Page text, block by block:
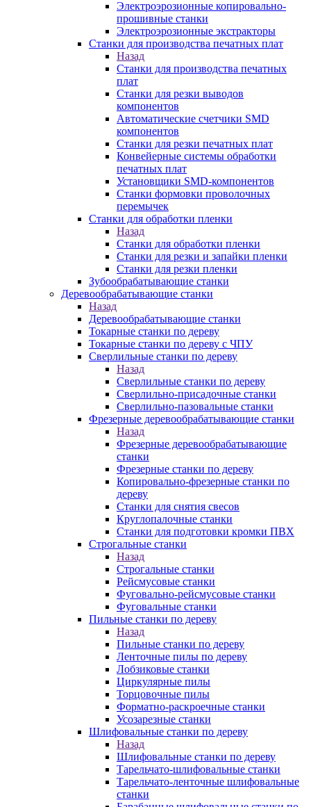
Электроэрозионные копировально-
прошивные станки
Электроэрозионные экстракторы
Станки для производства печатных плат
Назад
Станки для производства печатных
плат
Станки для резки выводов
компонентов
Автоматические счетчики SMD
компонентов
Станки для резки печатных плат
Конвейерные системы обработки
печатных плат
Установщики SMD-компонентов
Станки формовки проволочных
перемычек
Станки для обработки пленки
Назад
Станки для обработки пленки
Станки для резки и запайки пленки
Станки для резки пленки
Зубообрабатывающие станки
Деревообрабатывающие станки
Назад
Деревообрабатывающие станки
Токарные станки по дереву
Токарные станки по дереву с ЧПУ
Сверлильные станки по дереву
Назад
Сверлильные станки по дереву
Сверлильно-присадочные станки
Сверлильно-пазовальные станки
Фрезерные деревообрабатывающие станки
Назад
Фрезерные деревообрабатывающие
станки
Фрезерные станки по дереву
Копировально-фрезерные станки по
дереву
Станки для снятия свесов
Круглопалочные станки
Станки для подготовки кромки ПВХ
Строгальные станки
Назад
Строгальные станки
Рейсмусовые станки
Фуговально-рейсмусовые станки
Фуговальные станки
Пильные станки по дереву
Назад
Пильные станки по дереву
Ленточные пилы по дереву
Лобзиковые станки
Циркулярные пилы
Торцовочные пилы
Форматно-раскроечные станки
Усозарезные станки
Шлифовальные станки по дереву
Назад
Шлифовальные станки по дереву
Тарельчато-шлифовальные станки
Тарельчато-ленточные шлифовальные
станки